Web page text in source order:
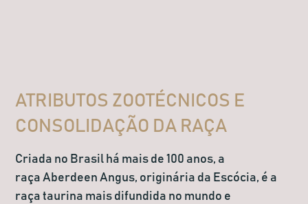
ATRIBUTOS ZOOTÉCNICOS E
CONSOLIDAÇÃO DA RAÇA
Criada no Brasil há mais de 100 anos, a
raçaAberdeen Angus, originária da Escócia, é a
raça taurina mais difundida no mundo e